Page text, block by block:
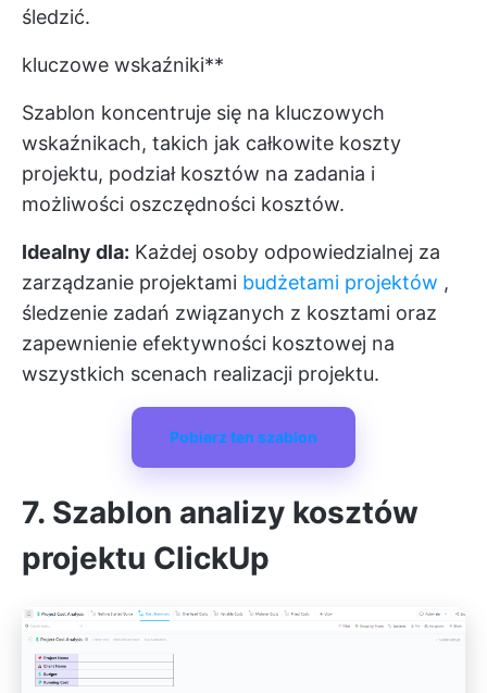
śledzić.
kluczowe wskaźniki**
Szablon koncentruje się na kluczowych
wskaźnikach, takich jak całkowite koszty
projektu, podział kosztów na zadania i
możliwości oszczędności kosztów.
Idealny dla: Każdej osoby odpowiedzialnej za
zarządzanie projektami budżetami projektów ,
śledzenie zadań związanych z kosztami oraz
zapewnienie efektywności kosztowej na
wszystkich scenach realizacji projektu.
Pobierz ten szablon
7. Szablon analizy kosztów
projektu ClickUp